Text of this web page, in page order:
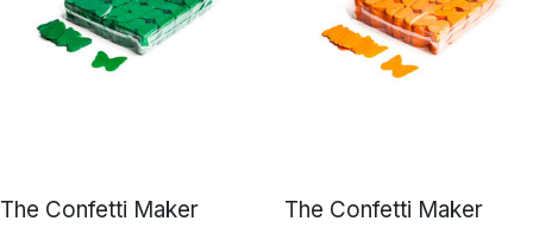
The Confetti Maker
The Confetti Maker